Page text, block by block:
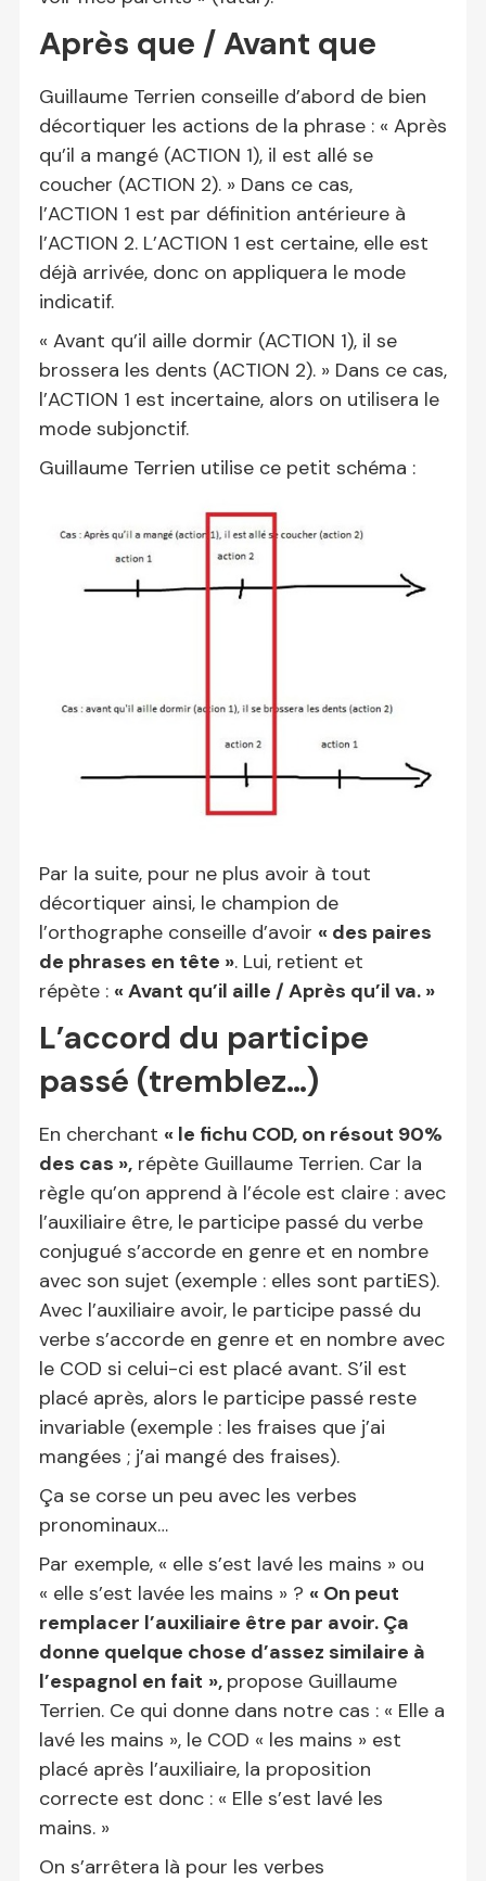
Après que / Avant que
Guillaume Terrien conseille d’abord de bien
décortiquer les actions de la phrase : « Après
qu’il a mangé (ACTION 1), il est allé se
coucher (ACTION 2). » Dans ce cas,
l’ACTION 1 est par définition antérieure à
l’ACTION 2. L’ACTION 1 est certaine, elle est
déjà arrivée, donc on appliquera le mode
indicatif.
« Avant qu’il aille dormir (ACTION 1), il se
brossera les dents (ACTION 2). » Dans ce cas,
l’ACTION 1 est incertaine, alors on utilisera le
mode subjonctif.
Guillaume Terrien utilise ce petit schéma :
Par la suite, pour ne plus avoir à tout
décortiquer ainsi, le champion de
l’orthographe conseille d’avoir « des paires
de phrases en tête ». Lui, retient et
répète : « Avant qu’il aille / Après qu’il va. »
L’accord du participe
passé (tremblez…)
En cherchant « le fichu COD, on résout 90%
des cas », répète Guillaume Terrien. Car la
règle qu’on apprend à l’école est claire : avec
l’auxiliaire être, le participe passé du verbe
conjugué s’accorde en genre et en nombre
avec son sujet (exemple : elles sont partiES).
Avec l’auxiliaire avoir, le participe passé du
verbe s’accorde en genre et en nombre avec
le COD si celui-ci est placé avant. S’il est
placé après, alors le participe passé reste
invariable (exemple : les fraises que j’ai
mangées ; j’ai mangé des fraises).
Ça se corse un peu avec les verbes
pronominaux…
Par exemple, « elle s’est lavé les mains » ou
« elle s’est lavée les mains » ? « On peut
remplacer l’auxiliaire être par avoir. Ça
donne quelque chose d’assez similaire à
l’espagnol en fait », propose Guillaume
Terrien. Ce qui donne dans notre cas : « Elle a
lavé les mains », le COD « les mains » est
placé après l’auxiliaire, la proposition
correcte est donc : « Elle s’est lavé les
mains. »
On s’arrêtera là pour les verbes